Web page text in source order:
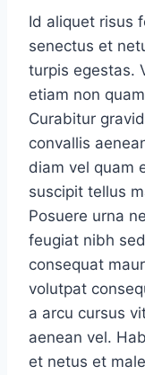
Id aliquet risus
senectus et
turpis egestas.
etiam non
Curabitur
convallis
diam vel quam
suscipit tellus
Posuere urna
feugiat nibh
consequat
volutpat
a arcu cursus
aenean vel.
et netus et